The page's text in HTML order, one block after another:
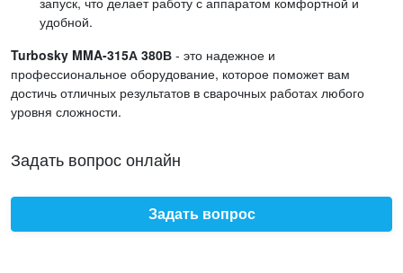
удобной.
Turbosky MMA-315А 380В - это надежное и
профессиональное оборудование, которое поможет вам
достичь отличных результатов в сварочных работах любого
уровня сложности.
Задать вопрос онлайн
Задать вопрос